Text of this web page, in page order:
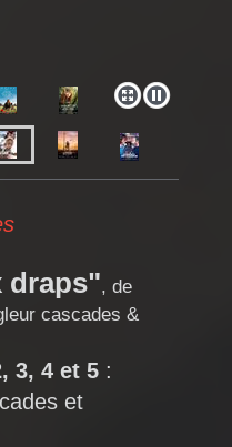
draps", de
cascades &
3, 4 et 5 :
et